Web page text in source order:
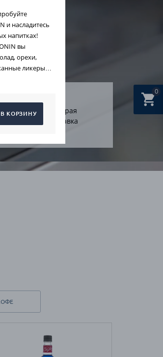
0
Быстрая
доставка
и насладитесь
напитках!
вы
орехи,
ликеры…
В КОРЗИНУ